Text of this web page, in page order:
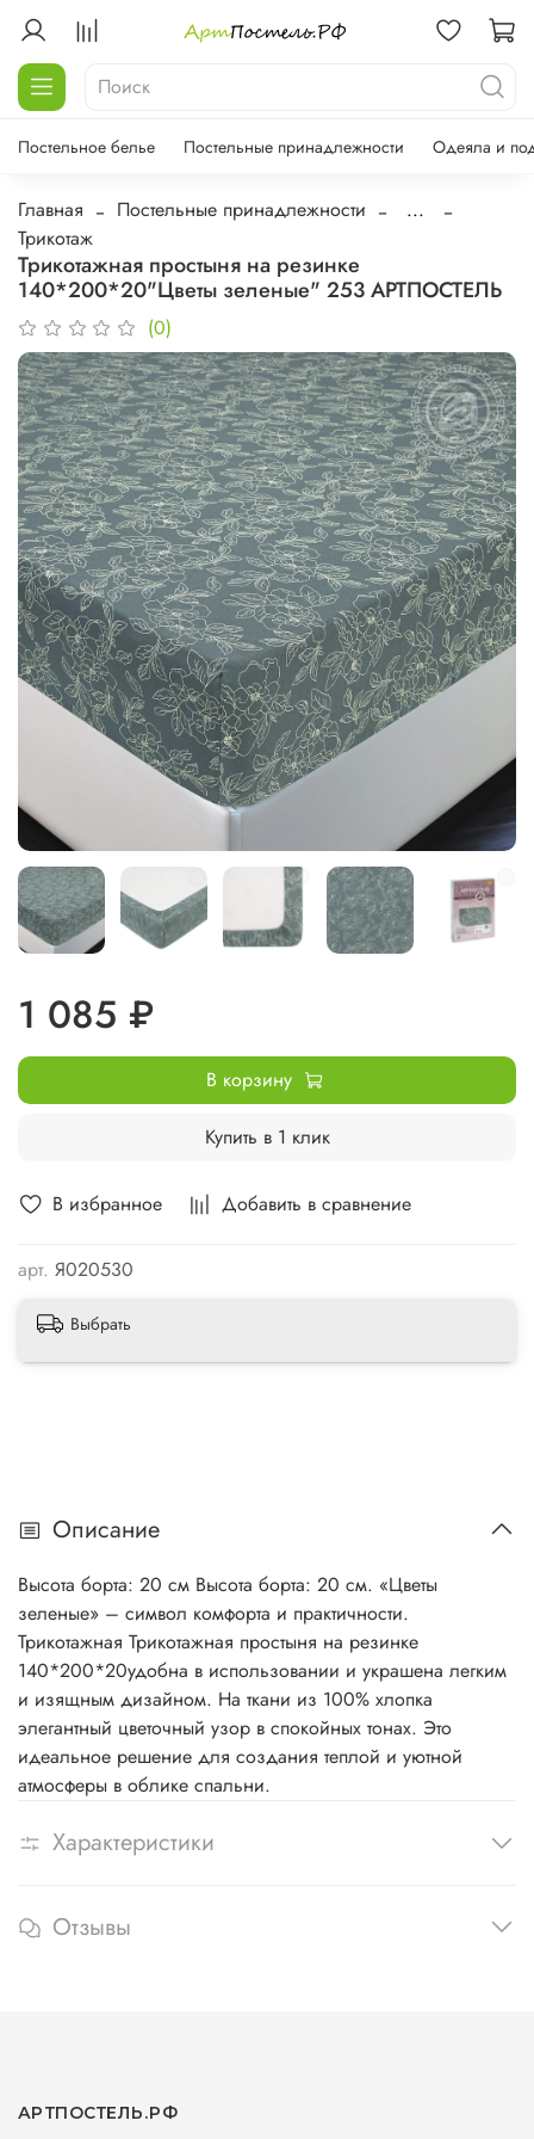
Постельное белье Постельные принадлежности Одеяла и
Главная Постельные принадлежности
...
Трикотаж
Трикотажная простыня на резинке
140*200*20"Цветы зеленые" 253 АРТПОСТЕЛЬ
(0)
В избранное Добавить в сравнение
арт. Я020530
1 085 ₽
В корзину
Купить в 1 клик
Выбрать
Описание
Высота борта: 20 см Высота борта: 20 см. «Цветы
зеленые» – символ комфорта и практичности.
Трикотажная Трикотажная простыня на резинке
140*200*20удобна в использовании и украшена легким
и изящным дизайном. На ткани из 100% хлопка
элегантный цветочный узор в спокойных тонах. Это
идеальное решение для создания теплой и уютной
атмосферы в облике спальни.
Характеристики
Отзывы
АРТПОСТЕЛЬ.РФ